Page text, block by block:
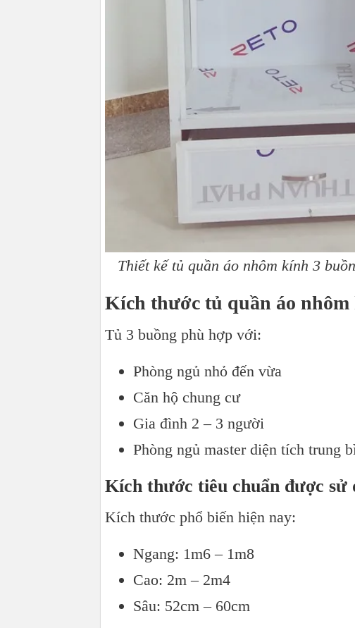
Thiết kế tủ quần áo nhôm kính 3
Kích thước tủ quần áo
Tủ 3 buồng phù hợp với:
Phòng ngủ nhỏ đến vừa
Căn hộ chung cư
Gia đình 2 – 3 người
Phòng ngủ master diện tích trung
Kích thước tiêu chuẩn được sử
Kích thước phổ biến hiện nay:
Ngang: 1m6 – 1m8
Cao: 2m – 2m4
Sâu: 52cm – 60cm